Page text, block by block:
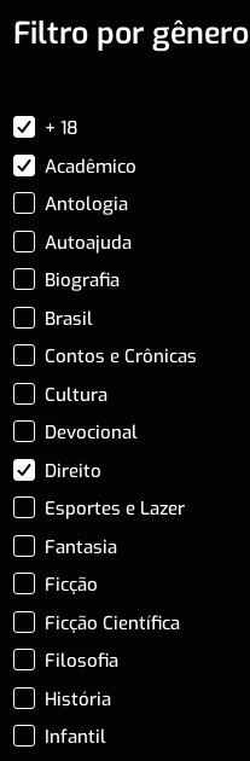
Filtro por gênero
+ 18
Acadêmico
Antologia
Autoajuda
Biografia
Brasil
Contos e Crônicas
Cultura
Devocional
Direito
Esportes e Lazer
Fantasia
Ficção
Ficção Científica
Filosofia
História
Infantil